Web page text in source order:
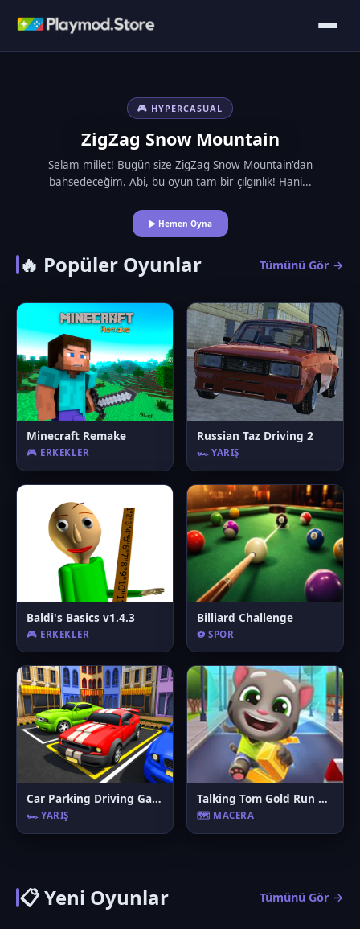
🎮 HYPERCASUAL
ZigZag Snow Mountain
Selam millet! Bugün size ZigZag Snow Mountain'dan
bahsedeceğim. Abi, bu oyun tam bir çılgınlık! Hani...
▶ Hemen Oyna
🔥 Popüler Oyunlar Tümünü Gör →
Minecraft Remake
🎮 ERKEKLER
Russian Taz Driving 2
🏎️ YARIŞ
Baldi's Basics v1.4.3
🎮 ERKEKLER
Billiard Challenge
⚽ SPOR
Car Parking Driving Game
🏎️ YARIŞ
Talking Tom Gold Run Online
🗺️ MACERA
📋 Yeni Oyunlar Tümünü Gör →